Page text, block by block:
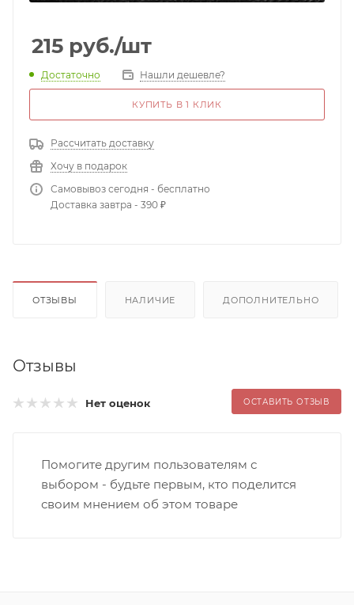
215 руб./шт
Достаточно Нашли дешевле?
КУПИТЬ В 1 КЛИК
Рассчитать доставку
Хочу в подарок
Самовывоз сегодня - бесплатно
Доставка завтра - 390 ₽
ОТЗЫВЫ НАЛИЧИЕ ДОПОЛНИТЕЛЬНО
Отзывы
Нет оценок ОСТАВИТЬ ОТЗЫВ
Помогите другим пользователям с
выбором - будьте первым, кто поделится
своим мнением об этом товаре